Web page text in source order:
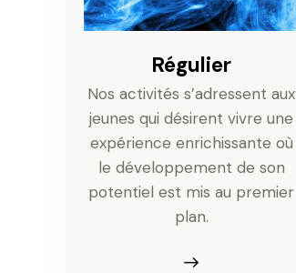
Régulier
Nos activités s’adressent aux
jeunes qui désirent vivre une
expérience enrichissante où
le développement de son
potentiel est mis au premier
plan.